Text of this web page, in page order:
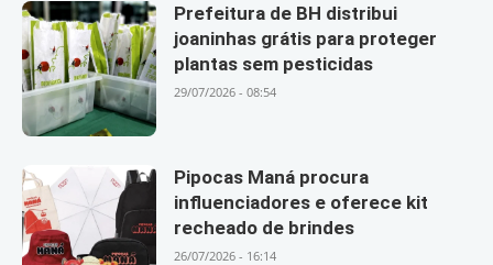
Prefeitura de BH distribui
joaninhas grátis para proteger
plantas sem pesticidas
29/07/2026 - 08:54
Pipocas Maná procura
influenciadores e oferece kit
recheado de brindes
26/07/2026 - 16:14